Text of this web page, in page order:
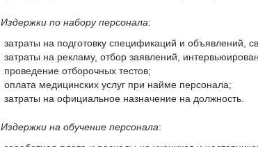
Издержки по набору персонала:
затраты на подготовку спецификаций и объявлений,
затраты на рекламу, отбор заявлений,
проведение отборочных тестов;
оплата медицинских услуг при найме персонала;
затраты на официальное назначение на должность.
Издержки на обучение персонала: